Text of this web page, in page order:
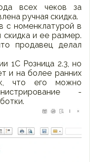
всех чеков за
ручная скидка.
с номенклатурой в
скидка и ее размер.
продавец делал
1С Розница 2.3, но
и на более ранних
что его можно
-